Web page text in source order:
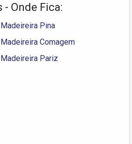
Onde Fica:
Madeireira Pina
Madeireira Comagem
Madeireira Pariz